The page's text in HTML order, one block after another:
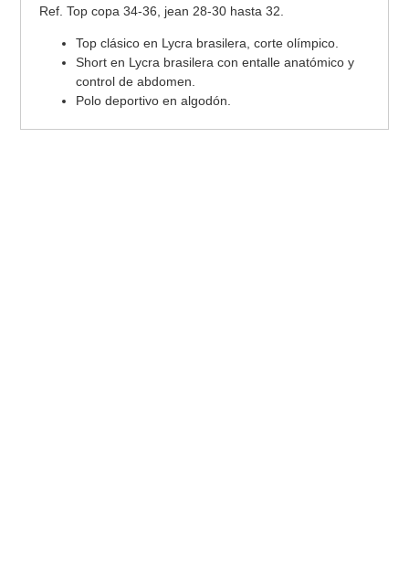
Ref. Top copa 34-36, jean 28-30 hasta 32.
Top clásico en Lycra brasilera, corte olímpico.
Short en Lycra brasilera con entalle anatómico y
control de abdomen.
Polo deportivo en algodón.